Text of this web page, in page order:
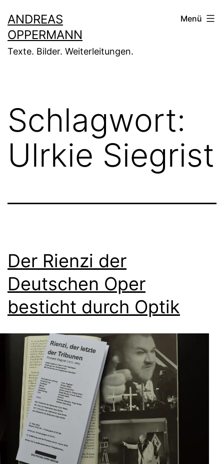
Inhalt
springen
ANDREAS
OPPERMANN
Texte. Bilder. Weiterleitungen.
Menü
Schlagwort:
Ulrkie Siegrist
Der Rienzi der
Deutschen Oper
besticht durch Optik